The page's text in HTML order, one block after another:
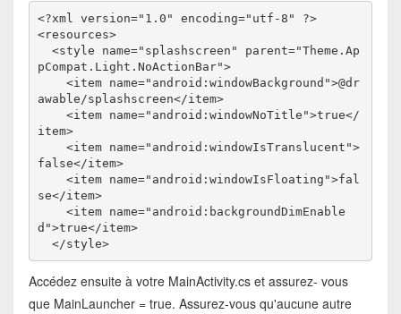
<?xml version="1.0" encoding="utf-8" ?>
<resources>
  <style name="splashscreen" parent="Theme.Ap
pCompat.Light.NoActionBar">
    <item name="android:windowBackground">@dr
awable/splashscreen</item>
    <item name="android:windowNoTitle">true</
item>
    <item name="android:windowIsTranslucent">
false</item>
    <item name="android:windowIsFloating">fal
se</item>
    <item name="android:backgroundDimEnable
d">true</item>
  </style>
Accédez ensuite à votre MainActivity.cs et assurez- vous
que MainLauncher = true. Assurez-vous qu'aucune autre